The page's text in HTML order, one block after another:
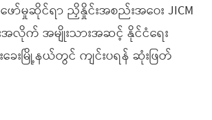
မှုဆိုင်ရာ ညှိနှိုင်းအစည်းအဝေး JICM
းအလိုက် အမျိုးသားအဆင့် နိုင်ငံရေး
ေးမြို့နယ်တွင် ကျင်းပရန် ဆုံးဖြတ်